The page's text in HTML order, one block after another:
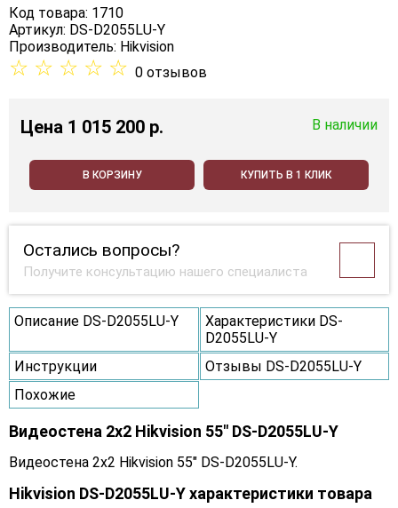
Код товара: 1710
Артикул: DS-D2055LU-Y
Производитель: Hikvision
☆ ☆ ☆ ☆ ☆ 0 отзывов
Цена 1 015 200 p. В наличии
В КОРЗИНУ КУПИТЬ В 1 КЛИК
Остались вопросы?
Получите консультацию нашего специалиста
Описание DS-D2055LU-Y
Характеристики DS-
D2055LU-Y
Инструкции
Отзывы DS-D2055LU-Y
Похожие
Видеостена 2x2 Hikvision 55" DS-D2055LU-Y
Видеостена 2x2 Hikvision 55" DS-D2055LU-Y.
Hikvision DS-D2055LU-Y характеристики товара